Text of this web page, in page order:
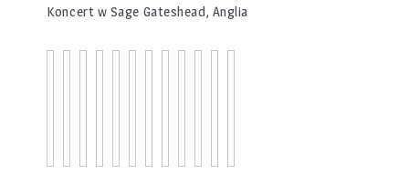
Koncert w Sage Gateshead, Anglia